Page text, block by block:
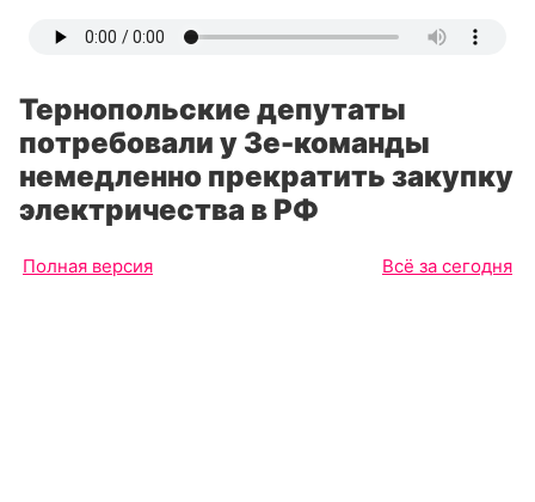
Тернопольские депутаты
потребовали у Зе-команды
немедленно прекратить закупку
электричества в РФ
Полная версия Всё за сегодня